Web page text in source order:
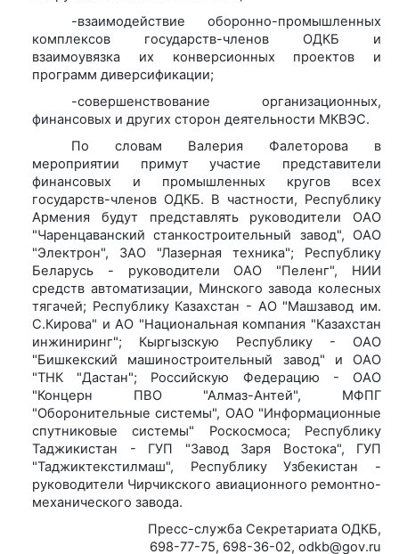
-взаимодействие оборонно-промышленных
комплексов государств-членов ОДКБ и
взаимоувязка их конверсионных проектов и
программ диверсификации;
-совершенствование организационных,
финансовых и других сторон деятельности МКВЭС.
По словам Валерия Фалеторова в
мероприятии примут участие представители
финансовых и промышленных кругов всех
государств-членов ОДКБ. В частности, Республику
Армения будут представлять руководители ОАО
"Чаренцаванский станкостроительный завод", ОАО
"Электрон", ЗАО "Лазерная техника"; Республику
Беларусь - руководители ОАО "Пеленг", НИИ
средств автоматизации, Минского завода колесных
тягачей; Республику Казахстан - АО "Машзавод им.
С.Кирова" и АО "Национальная компания "Казахстан
инжиниринг"; Кыргызскую Республику - ОАО
"Бишкекский машиностроительный завод" и ОАО
"ТНК "Дастан"; Российскую Федерацию - ОАО
"Концерн ПВО "Алмаз-Антей", МФПГ
"Оборонительные системы", ОАО "Информационные
спутниковые системы" Роскосмоса; Республику
Таджикистан - ГУП "Завод Заря Востока", ГУП
"Таджиктекстилмаш", Республику Узбекистан -
руководители Чирчикского авиационного ремонтно-
механического завода.
Пресс-служба Секретариата ОДКБ,
698-77-75, 698-36-02, odkb@gov.ru